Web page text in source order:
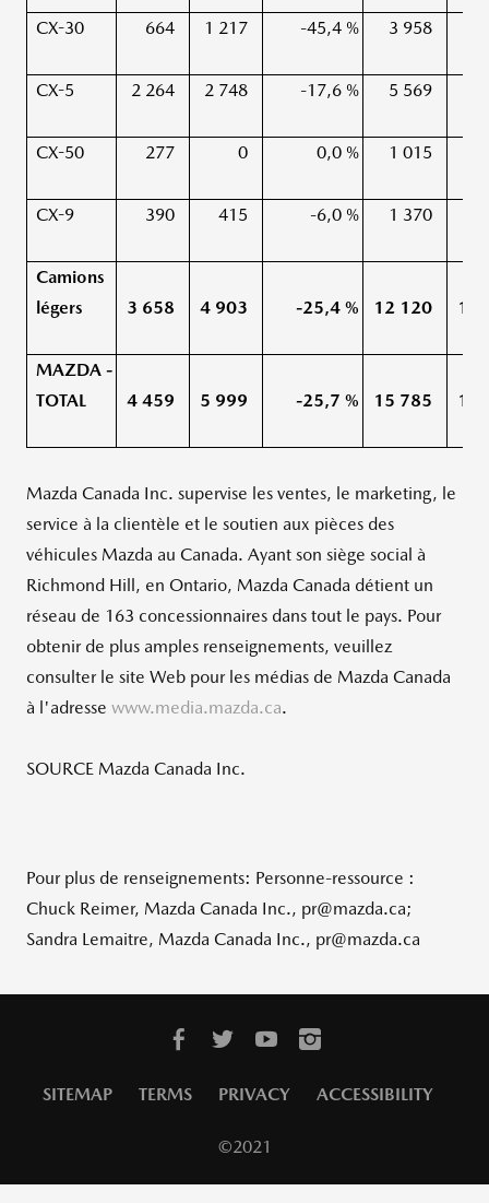
CX-30 664 1 217 -45,4 % 3 958
CX-5 2 264 2 748 -17,6 % 5 569
CX-50 277 0 0,0 % 1 015
CX-9 390 415 -6,0 % 1 370
Camions
légers
3 658 4 903 -25,4 % 12 120 14
MAZDA -
TOTAL
4 459 5 999 -25,7 % 15 785 18
Mazda Canada Inc. supervise les ventes, le marketing, le
service à la clientèle et le soutien aux pièces des
véhicules Mazda au Canada. Ayant son siège social à
Richmond Hill, en Ontario, Mazda Canada détient un
réseau de 163 concessionnaires dans tout le pays. Pour
obtenir de plus amples renseignements, veuillez
consulter le site Web pour les médias de Mazda Canada
à l'adresse www.media.mazda.ca.
SOURCE Mazda Canada Inc.
Pour plus de renseignements: Personne-ressource :
Chuck Reimer, Mazda Canada Inc., pr@mazda.ca;
Sandra Lemaitre, Mazda Canada Inc., pr@mazda.ca
SITEMAP TERMS PRIVACY ACCESSIBILITY
©2021